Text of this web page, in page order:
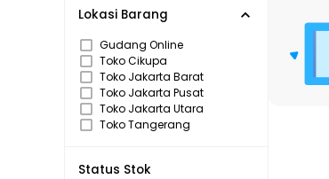
Pick n Go Jakarta Barat
Lokasi Barang
Gudang Online
Toko Cikupa
Toko Jakarta Barat
Toko Jakarta Pusat
Toko Jakarta Utara
Toko Tangerang
Status Stok